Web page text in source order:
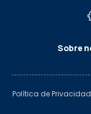
Sobre
Política de Privacidad